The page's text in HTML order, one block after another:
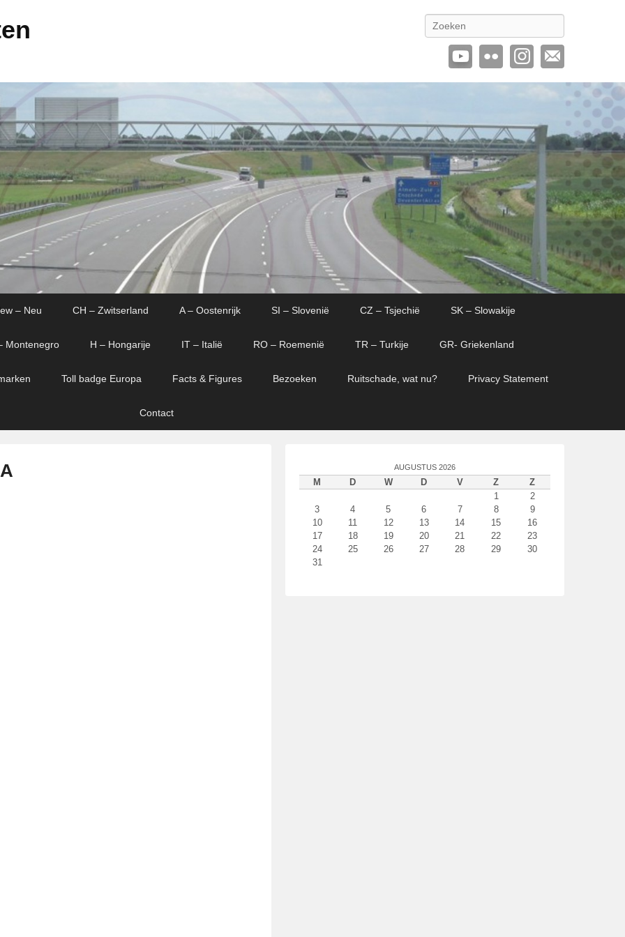
Zoeken
– Neu CH – Zwitserland A – Oostenrijk SI – Slovenië CZ – Tsjechië SK – Slowakije
Montenegro H – Hongarije IT – Italië RO – Roemenië TR – Turkije GR- Griekenland
Toll badge Europa Facts & Figures Bezoeken Ruitschade, wat nu? Privacy Statement
Contact
AUGUSTUS 2026
M D W D V Z
Z
1
2
3
4 5 6 7 8
9
10
11 12 13 14 15
16
17
18 19 20 21 22
23
24
25 26 27 28 29
30
31